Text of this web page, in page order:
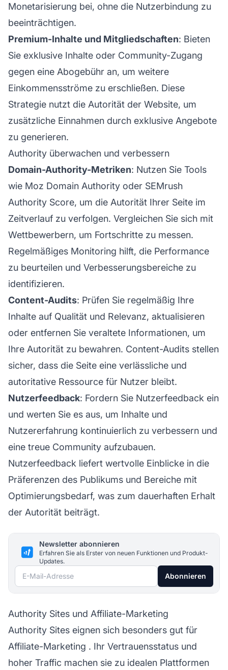
Monetarisierung bei, ohne die Nutzerbindung zu
beeinträchtigen.
Premium-Inhalte und Mitgliedschaften: Bieten
Sie exklusive Inhalte oder Community-Zugang
gegen eine Abogebühr an, um weitere
Einkommensströme zu erschließen. Diese
Strategie nutzt die Autorität der Website, um
zusätzliche Einnahmen durch exklusive Angebote
zu generieren.
Authority überwachen und verbessern
Domain-Authority-Metriken: Nutzen Sie Tools
wie Moz Domain Authority oder SEMrush
Authority Score, um die Autorität Ihrer Seite im
Zeitverlauf zu verfolgen. Vergleichen Sie sich mit
Wettbewerbern, um Fortschritte zu messen.
Regelmäßiges Monitoring hilft, die Performance
zu beurteilen und Verbesserungsbereiche zu
identifizieren.
Content-Audits: Prüfen Sie regelmäßig Ihre
Inhalte auf Qualität und Relevanz, aktualisieren
oder entfernen Sie veraltete Informationen, um
Ihre Autorität zu bewahren. Content-Audits stellen
sicher, dass die Seite eine verlässliche und
autoritative Ressource für Nutzer bleibt.
Nutzerfeedback: Fordern Sie Nutzerfeedback ein
und werten Sie es aus, um Inhalte und
Nutzererfahrung kontinuierlich zu verbessern und
eine treue Community aufzubauen.
Nutzerfeedback liefert wertvolle Einblicke in die
Präferenzen des Publikums und Bereiche mit
Optimierungsbedarf, was zum dauerhaften Erhalt
der Autorität beiträgt.
Newsletter abonnieren
Erfahren Sie als Erster von neuen Funktionen und Produkt-
Updates.
E-Mail-Adresse Abonnieren
Authority Sites und Affiliate-Marketing
Authority Sites eignen sich besonders gut für
Affiliate-Marketing . Ihr Vertrauensstatus und
hoher Traffic machen sie zu idealen Plattformen